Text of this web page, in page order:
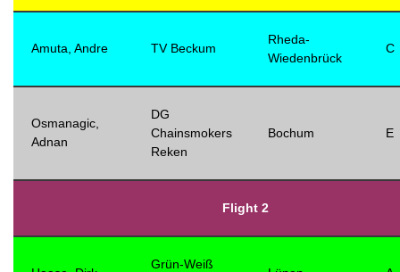
Amuta, Andre TV Beckum
Rheda-
Wiedenbrück
C
Osmanagic,
Adnan
DG
Chainsmokers
Reken
Bochum E
Flight 2
Grün-Weiß